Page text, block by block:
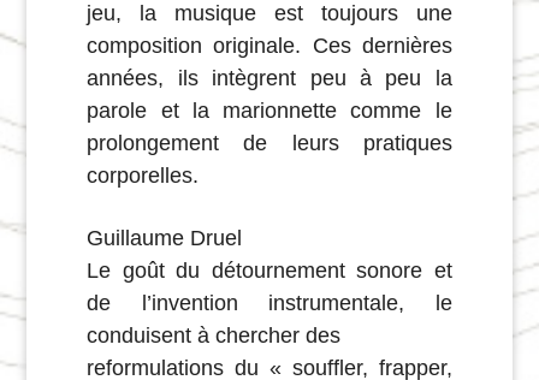
jeu, la musique est toujours une
composition originale. Ces dernières
années, ils intègrent peu à peu la
parole et la marionnette comme le
prolongement de leurs pratiques
corporelles.
Guillaume Druel
Le goût du détournement sonore et
de l’invention instrumentale, le
conduisent à chercher des
reformulations du « souffler, frapper,